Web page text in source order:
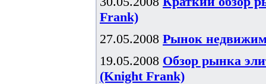
Frank)
27.05.2008 Рынок
19.05.2008 Обзор рынка
(Knight Frank)